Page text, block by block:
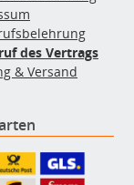
des Vertrags
& Versand